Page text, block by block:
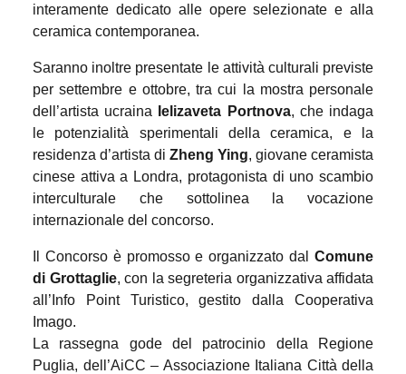
interamente dedicato alle opere selezionate e alla
ceramica contemporanea.
Saranno inoltre presentate le attività culturali previste
per settembre e ottobre, tra cui la mostra personale
dell’artista ucraina
Ielizaveta Portnova, che indaga
le potenzialità sperimentali della ceramica, e la
residenza d’artista di Zheng Ying, giovane ceramista
cinese attiva a Londra, protagonista di uno scambio
interculturale che sottolinea la vocazione
internazionale del concorso.
Il Concorso è promosso e organizzato dal Comune
di Grottaglie, con la segreteria organizzativa affidata
all’Info Point Turistico, gestito dalla Cooperativa
Imago.
La rassegna gode del patrocinio della Regione
Puglia, dell’AiCC – Associazione Italiana Città della